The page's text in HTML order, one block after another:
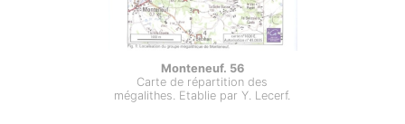
Monteneuf. 56
Carte de répartition des
mégalithes. Etablie par Y. Lecerf.